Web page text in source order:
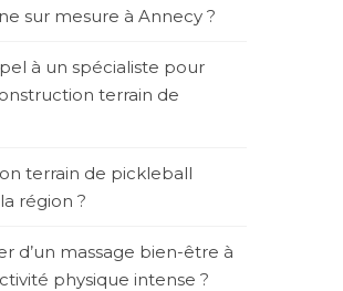
sur mesure à Annecy ?
à un spécialiste pour
terrain de
terrain de pickleball
région ?
d’un massage bien-être à
physique intense ?